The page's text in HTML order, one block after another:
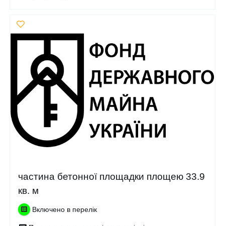
частина бетонної площадки площею 33.9
кв. м
Включено в перелік